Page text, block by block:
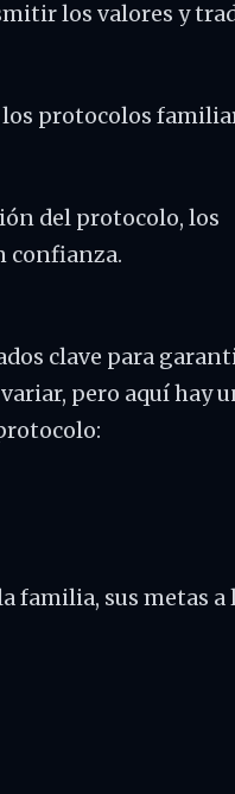
los valores y
los protocolos
del protocolo, los
confianza.
clave para
pero aquí hay
familia, sus metas a